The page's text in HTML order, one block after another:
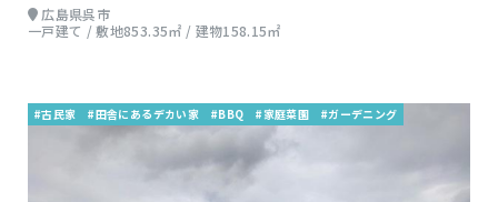
広島県呉市
一戸建て / 敷地853.35㎡ / 建物158.15㎡
#古民家 #田舎にあるデカい家 #BBQ #家庭菜園 #ガーデニング